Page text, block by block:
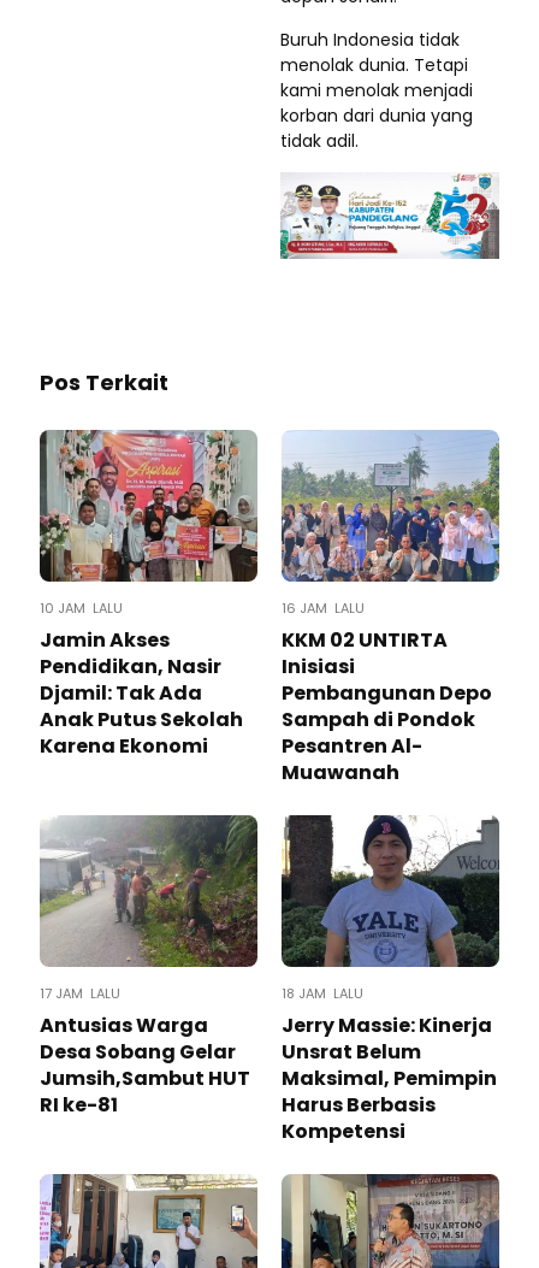
Buruh Indonesia tidak
menolak dunia. Tetapi
kami menolak menjadi
korban dari dunia yang
tidak adil.
Pos Terkait
10 JAM LALU
Jamin Akses
Pendidikan, Nasir
Djamil: Tak Ada
Anak Putus Sekolah
Karena Ekonomi
16 JAM LALU
KKM 02 UNTIRTA
Inisiasi
Pembangunan Depo
Sampah di Pondok
Pesantren Al-
Muawanah
17 JAM LALU
Antusias Warga
Desa Sobang Gelar
Jumsih,Sambut HUT
RI ke-81
18 JAM LALU
Jerry Massie: Kinerja
Unsrat Belum
Maksimal, Pemimpin
Harus Berbasis
Kompetensi